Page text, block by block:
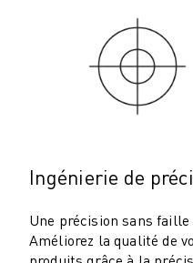
COÛT TOTAL D'UNE ROBOSHOT
MACHINES D'ÉLECTROÉROSION
ROBOCUT MACHINES
ROBOCUT MATÉRIEL
DURABILITÉ DU ROBOCUT
SOLUTIONS IIOT
SOLUTIONS POUR L'USINE
DES SOLUTIONS D'USINE
Ingénierie de
Une précision sans faille
Améliorez la qualité de